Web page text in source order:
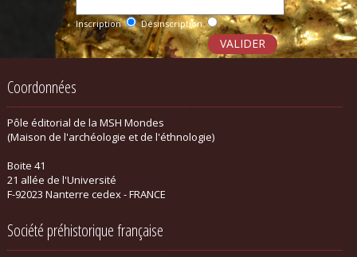
Inscription Désinscription
Coordonnées
Pôle éditorial de la MSH Mondes
(Maison de l'archéologie et de l'éthnologie)
Boite 41
21 allée de l'Université
F-92023 Nanterre cedex - FRANCE
Société préhistorique française